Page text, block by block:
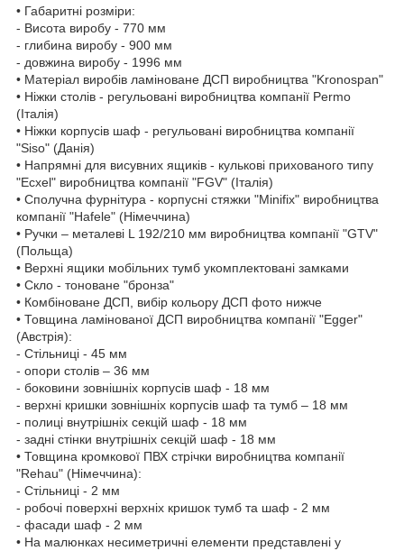
• Габаритні розміри:
- Висота виробу - 770 мм
- глибина виробу - 900 мм
- довжина виробу - 1996 мм
• Матеріал виробів ламіноване ДСП виробництва "Kronospan"
• Ніжки столів - регульовані виробництва компанії Permo
(Італія)
• Ніжки корпусів шаф - регульовані виробництва компанії
"Siso" (Данія)
• Напрямні для висувних ящиків - кулькові прихованого типу
"Ecxel" виробництва компанії "FGV" (Італія)
• Сполучна фурнітура - корпусні стяжки "Minifix" виробництва
компанії "Hafele" (Німеччина)
• Ручки – металеві L 192/210 мм виробництва компанії "GTV"
(Польща)
• Верхні ящики мобільних тумб укомплектовані замками
• Скло - тоноване "бронза"
• Комбіноване ДСП, вибір кольору ДСП фото нижче
• Товщина ламінованої ДСП виробництва компанії "Egger"
(Австрія):
- Стільниці - 45 мм
- опори столів – 36 мм
- боковини зовнішніх корпусів шаф - 18 мм
- верхні кришки зовнішніх корпусів шаф та тумб – 18 мм
- полиці внутрішніх секцій шаф - 18 мм
- задні стінки внутрішніх секцій шаф - 18 мм
• Товщина кромкової ПВХ стрічки виробництва компанії
"Rehau" (Німеччина):
- Стільниці - 2 мм
- робочі поверхні верхніх кришок тумб та шаф - 2 мм
- фасади шаф - 2 мм
• На малюнках несиметричні елементи представлені у